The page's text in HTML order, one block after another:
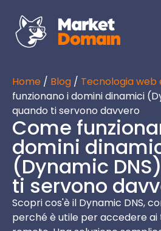
Home / Blog / Tecnologia web
funzionano i domini dinamici
quando ti servono davvero
Come
domini
(Dynamic
ti servono
Scopri cos'è il Dynamic DNS,
perché è utile per accedere ai